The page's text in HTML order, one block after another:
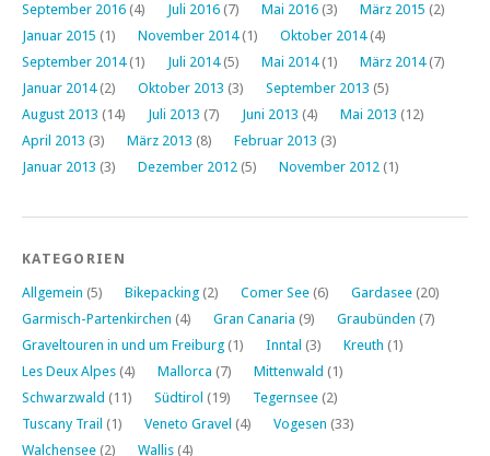
September 2016 (4) Juli 2016 (7) Mai 2016 (3) März 2015 (2)
Januar 2015 (1) November 2014(1) Oktober 2014(4)
September 2014(1) Juli 2014(5) Mai 2014(1) März 2014(7)
Januar 2014(2) Oktober 2013 (3) September 2013 (5)
August 2013 (14) Juli 2013 (7) Juni 2013 (4) Mai 2013 (12)
April 2013 (3) März 2013 (8) Februar 2013 (3)
Januar 2013 (3) Dezember 2012 (5) November 2012 (1)
KATEGORIEN
Allgemein (5) Bikepacking (2) Comer See (6) Gardasee (20)
Garmisch-Partenkirchen (4) Gran Canaria (9) Graubünden (7)
Graveltouren in und um Freiburg (1) Inntal (3) Kreuth (1)
Les Deux Alpes (4) Mallorca (7) Mittenwald (1)
Schwarzwald (11) Südtirol (19) Tegernsee (2)
Tuscany Trail (1) Veneto Gravel (4) Vogesen (33)
Walchensee (2) Wallis (4)